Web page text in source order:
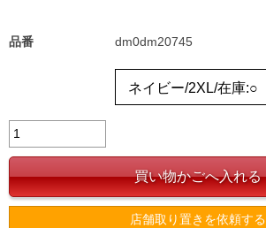
品番 dm0dm20745
店舗取り置きを依頼する